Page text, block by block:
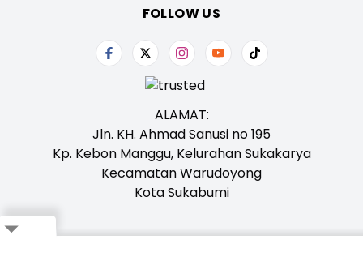
FOLLOW US
ALAMAT:
Jln. KH. Ahmad Sanusi no 195
Kp. Kebon Manggu, Kelurahan Sukakarya
Kecamatan Warudoyong
Kota Sukabumi